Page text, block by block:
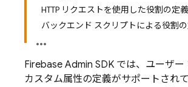
HTTP リクエストを使用した役割の定義
バックエンド スクリプトによる役割
Firebase Admin SDK では、ユーザー
カスタム属性の定義がサポートされ